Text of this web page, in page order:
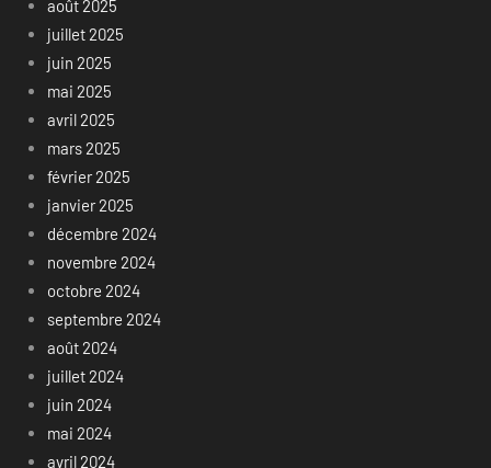
août 2025
juillet 2025
juin 2025
mai 2025
avril 2025
mars 2025
février 2025
janvier 2025
décembre 2024
novembre 2024
octobre 2024
septembre 2024
août 2024
juillet 2024
juin 2024
mai 2024
avril 2024